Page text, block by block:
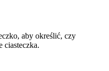
aby określić, czy
ciasteczka.